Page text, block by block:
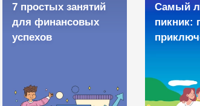
7 простых занятий
для финансовых
успехов
Самый
пикник: